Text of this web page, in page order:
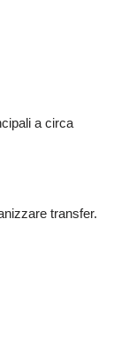
a circa
transfer.